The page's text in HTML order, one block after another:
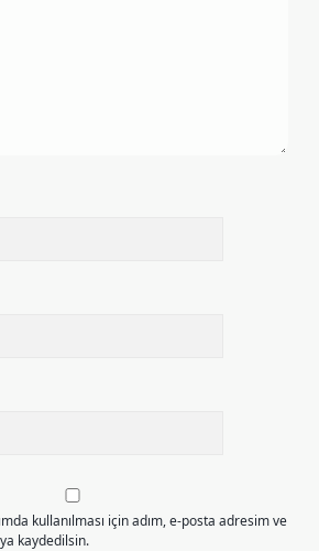
kullanılması için adım, e-posta adresim ve
kaydedilsin.